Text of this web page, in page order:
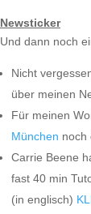
Newsticker
Und dann noch
Nicht
über meinen
Für meinen
München noch
Carrie Beene
fast 40 min
(in englisch)